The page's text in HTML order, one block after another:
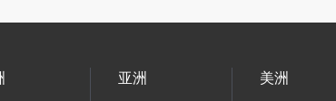
亚洲 美洲